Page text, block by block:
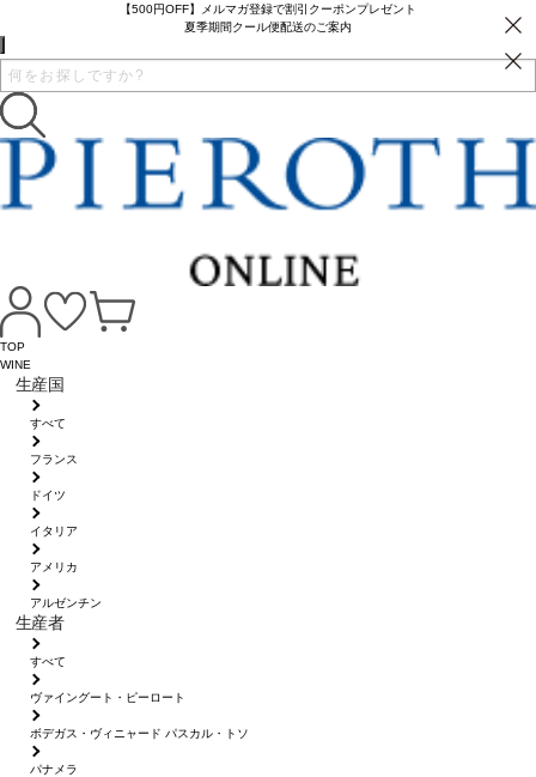
【500円OFF】メルマガ登録で割引クーポンプレゼント
夏季期間クール便配送のご案内
TOP
WINE
生産国
すべて
フランス
ドイツ
イタリア
アメリカ
アルゼンチン
生産者
すべて
ヴァイングート・ピーロート
ボデガス・ヴィニャード パスカル・トソ
パナメラ